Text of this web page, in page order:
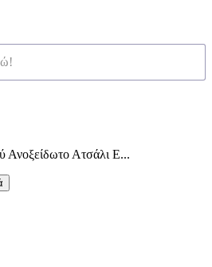
Ανοξείδωτο Ατσάλι Ε...